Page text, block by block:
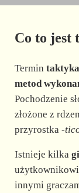
Co to jest
Termin taktyka
metod
Pochodzenie
złożone z
przyrostka -
Istnieje kilka
innymi